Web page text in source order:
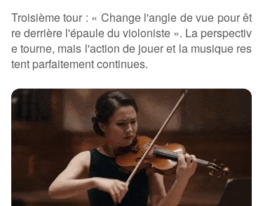
Troisième tour : « Change l'angle de vue pour êt
re derrière l'épaule du violoniste ». La perspectiv
e tourne, mais l'action de jouer et la musique res
tent parfaitement continues.